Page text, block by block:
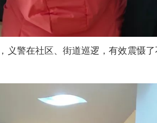
义警在社区、街道巡逻，有效震慑